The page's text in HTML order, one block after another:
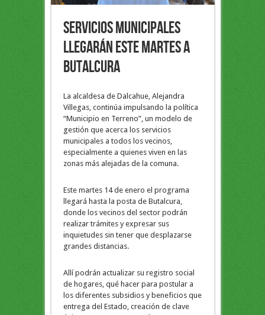
Servicios municipales
llegarán este martes a
Butalcura
La alcaldesa de Dalcahue, Alejandra
Villegas, continúa impulsando la política
“Municipio en Terreno”, un modelo de
gestión que acerca los servicios
municipales a todos los vecinos,
especialmente a quienes viven en las
zonas más alejadas de la comuna.
Este martes 14 de enero el programa
llegará hasta la posta de Butalcura,
donde los vecinos del sector podrán
realizar trámites y expresar sus
inquietudes sin tener que desplazarse
grandes distancias.
Allí podrán actualizar su registro social
de hogares, qué hacer para postular a
los diferentes subsidios y beneficios que
entrega del Estado, creación de clave